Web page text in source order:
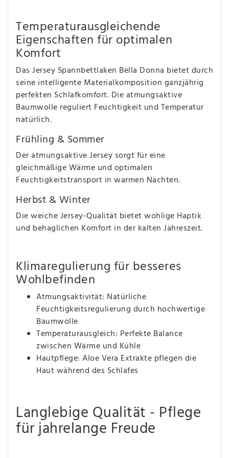
Temperaturausgleichende
Eigenschaften für optimalen
Komfort
Das Jersey Spannbettlaken Bella Donna bietet durch
seine intelligente Materialkomposition ganzjährig
perfekten Schlafkomfort. Die atmungsaktive
Baumwolle reguliert Feuchtigkeit und Temperatur
natürlich.
Frühling & Sommer
Der atmungsaktive Jersey sorgt für eine
gleichmäßige Wärme und optimalen
Feuchtigkeitstransport in warmen Nächten.
Herbst & Winter
Die weiche Jersey-Qualität bietet wohlige Haptik
und behaglichen Komfort in der kalten Jahreszeit.
Klimaregulierung für besseres
Wohlbefinden
Atmungsaktivität: Natürliche
Feuchtigkeitsregulierung durch hochwertige
Baumwolle
Temperaturausgleich: Perfekte Balance
zwischen Wärme und Kühle
Hautpflege: Aloe Vera Extrakte pflegen die
Haut während des Schlafes
Langlebige Qualität - Pflege
für jahrelange Freude